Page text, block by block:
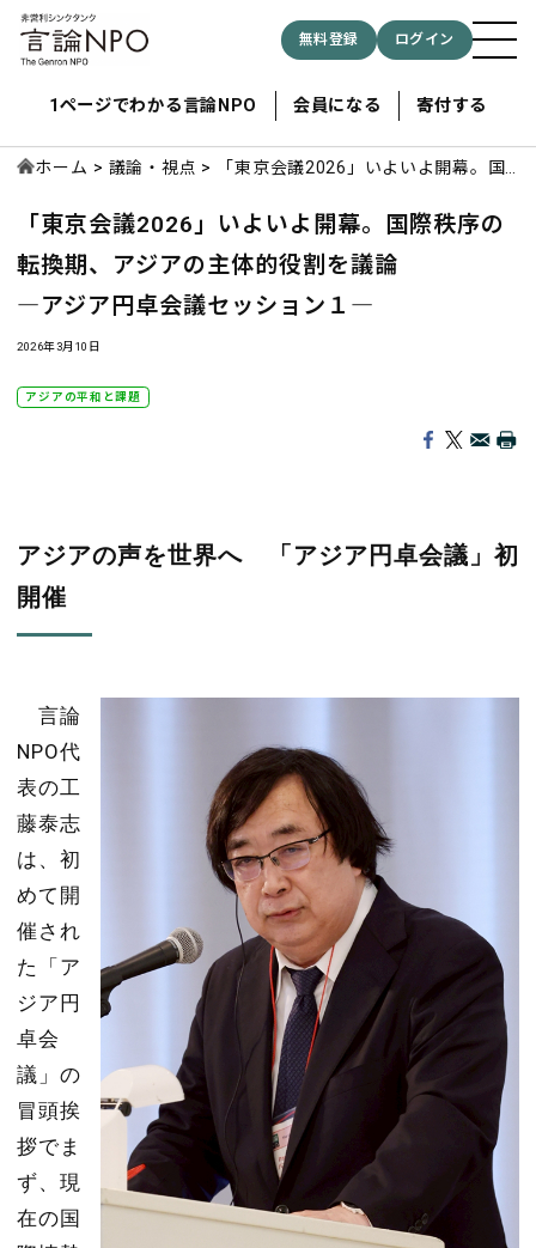
無料登録 ログイン
1ページでわかる言論NPO 会員になる 寄付する
ホーム 議論・視点
「東京会議2026」いよいよ開幕。国
を議論 ―アジア円卓会議セッション
１―
「東京会議2026」いよいよ開幕。国際秩序の
転換期、アジアの主体的役割を議論
―アジア円卓会議セッション１―
2026年3月10日
アジアの平和と課題
アジアの声を世界へ 「アジア円卓会議」初
開催
言論
NPO代
表の工
藤泰志
は、初
めて開
催され
た「ア
ジア円
卓会
議」の
冒頭挨
拶でま
ず、現
在の国